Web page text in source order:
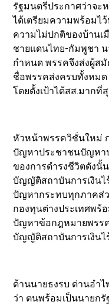
รัฐมนตรีประกาศว่าจะ
ได้เตรียมความพร้อมไ
ความไม่ปกติของบ้าน
ชายแดนไทย-กัมพูชา
กำหนด พรรคจึงส่งผู้ส
ชื่อพรรคส่งครบทั้งหมด
โดยตั้งเป้าได้สส.มากที่
หัวหน้าพรรควิชั่นใหม่
ปัญหาประชาชนปัญหา
ของการดำรงชีวิตดังนั้
บัญญัติสถาบันการเงินไ
ปัญหากระทบทุกภาคส่
กองทุนต่างประเทศพร้
ปัญหาข้อกฎหมายพรร
บัญญัติสถาบันการเงินไ
ด้านนายธงรบ ด่านอำ
ว่า ตนพร้อมเป็นนายก